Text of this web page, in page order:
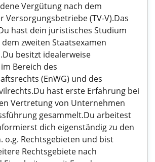
Vergütung nach dem
Versorgungsbetriebe (TV-V).Das
hast dein juristisches Studium
zweiten Staatsexamen
besitzt idealerweise
Bereich des
(EnWG) und des
hast erste Erfahrung bei
Vertretung von Unternehmen
gesammelt.Du arbeitest
dich eigenständig zu den
o.g. Rechtsgebieten und bist
Rechtsgebiete nach